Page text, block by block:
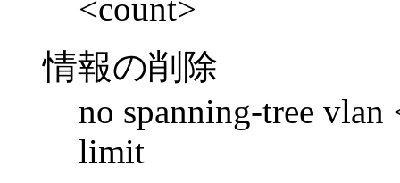
<count>
情報の削除
no spanning-tree
limit